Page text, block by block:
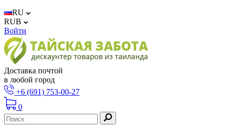
RU
RUB
Войти
Доставка почтой
в любой город
+6 (691) 753-00-27
0